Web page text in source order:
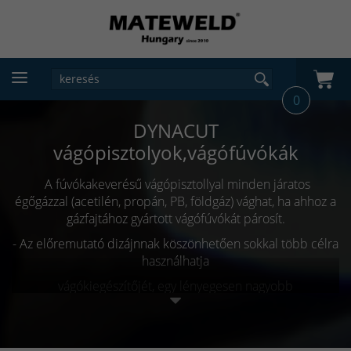
0
DYNACUT
vágópisztolyok,vágófúvókák
A fúvókakeverésű vágópisztollyal minden járatos
égőgázzal (acetilén, propán, PB, földgáz) vághat, ha ahhoz a
gázfajtáhozgyártott vágófúvókát párosít.
- Az előremutató dizájnnak köszönhetően sokkal több célra
használhatja
választéknak köszönhetően. Nem csak különböző